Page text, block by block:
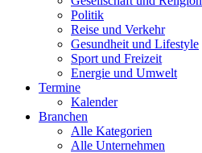
Politik
Reise und Verkehr
Gesundheit und Lifestyle
Sport und Freizeit
Energie und Umwelt
Termine
Kalender
Branchen
Alle Kategorien
Alle Unternehmen